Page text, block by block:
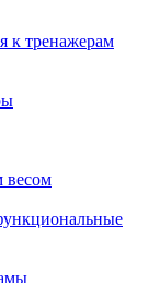
к тренажерам
весом